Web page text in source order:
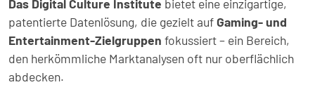
Das Digital Culture Institute bietet eine einzigartige,
patentierte Datenlösung, die gezielt aufGaming- und
Entertainment-Zielgruppen fokussiert – ein Bereich,
den herkömmliche Marktanalysen oft nur oberflächlich
abdecken.